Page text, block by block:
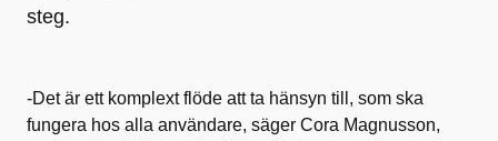
steg.
-Det är ett komplext flöde att ta hänsyn till, som ska
fungera hos alla användare, säger Cora Magnusson,